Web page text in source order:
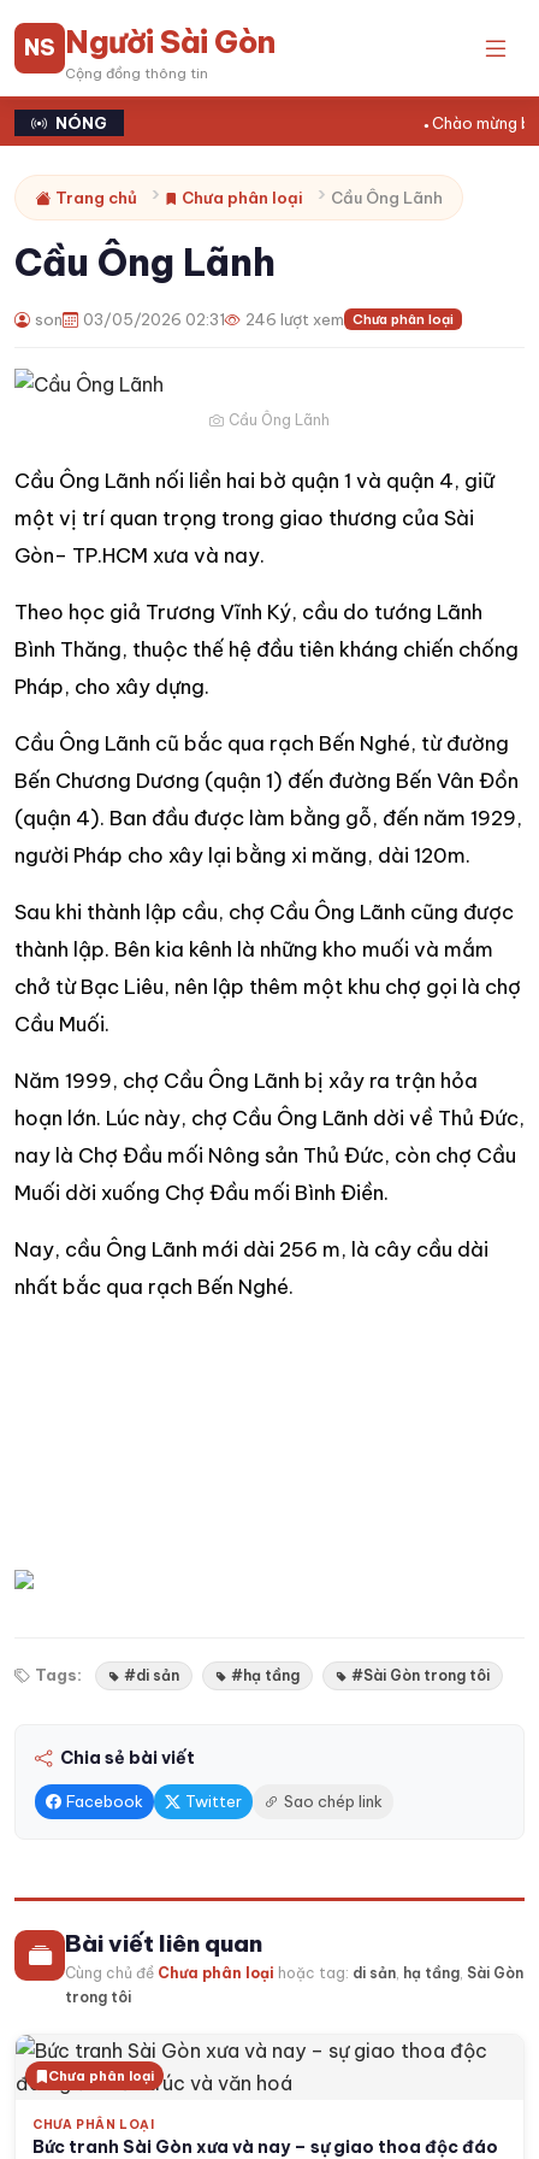
NS Người Sài Gòn
Cộng đồng thông tin
NÓNG Chào mừng
Trang chủ Chưa phân loại Cầu Ông Lãnh
Cầu Ông Lãnh
son 03/05/2026 02:31 246 lượt xem Chưa phân loại
Cầu Ông Lãnh
Cầu Ông Lãnh nối liền hai bờ quận 1 và quận 4, giữ
một vị trí quan trọng trong giao thương của Sài
Gòn– TP.HCM xưa và nay.
Theo học giả Trương Vĩnh Ký, cầu do tướng Lãnh
Bình Thăng, thuộc thế hệ đầu tiên kháng chiến chống
Pháp, cho xây dựng.
Cầu Ông Lãnh cũ bắc qua rạch Bến Nghé, từ đường
Bến Chương Dương (quận 1) đến đường Bến Vân Đồn
(quận 4). Ban đầu được làm bằng gỗ, đến năm 1929,
người Pháp cho xây lại bằng xi măng, dài 120m.
Sau khi thành lập cầu, chợ Cầu Ông Lãnh cũng được
thành lập. Bên kia kênh là những kho muối và mắm
chở từ Bạc Liêu, nên lập thêm một khu chợ gọi là chợ
Cầu Muối.
Năm 1999, chợ Cầu Ông Lãnh bị xảy ra trận hỏa
hoạn lớn. Lúc này, chợ Cầu Ông Lãnh dời về Thủ Đức,
nay là Chợ Đầu mối Nông sản Thủ Đức, còn chợ Cầu
Muối dời xuống Chợ Đầu mối Bình Điền.
Nay, cầu Ông Lãnh mới dài 256 m, là cây cầu dài
nhất bắc qua rạch Bến Nghé.
Tags: #di sản #hạ tầng #Sài Gòn trong tôi
Chia sẻ bài viết
Facebook Twitter Sao chép link
Bài viết liên quan
Cùng chủ đề Chưa phân loại hoặc tag: di sản, hạ tầng, Sài Gòn
trong tôi
Chưa phân loại
CHƯA PHÂN LOẠI
Bức tranh Sài Gòn xưa và nay – sự giao thoa độc đáo